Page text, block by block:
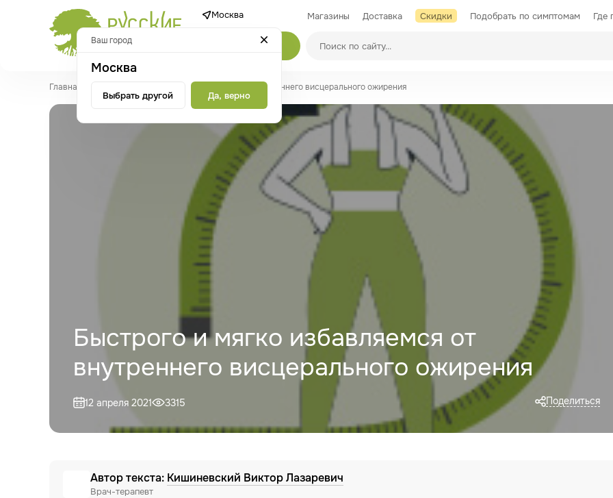
Москва Магазины Доставка Скидки Подобрать по симптомам Где
Производители
Каталог
Главная Быстрого и мягко избавляемся от внутреннего висцерального ожирения
Быстрого и мягко избавляемся от
внутреннего висцерального ожирения
12 апреля 2021 3315 Поделиться
Автор текста: Кишиневский Виктор Лазаревич
Врач-терапевт
Ваш город
Москва
Выбрать другой Да, верно